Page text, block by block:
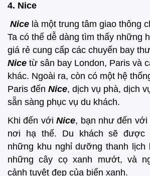
4. Nice
Nice là một trung tâm giao thông
Ta có thể dễ dàng tìm thấy những
giá rẻ cung cấp các chuyến bay
Nice từ sân bay London, Paris và
khác. Ngoài ra, còn có một hệ
Paris đến Nice, dịch vụ phà, dịch
sẵn sàng phục vụ du khách.
Khi đến vớiNice, bạn như đến
nơi hạ thế. Du khách sẽ được
những khu nghỉ dưỡng thanh lịch
những cây cọ xanh mướt, và
cảnh tuyệt đẹp của biển xanh.